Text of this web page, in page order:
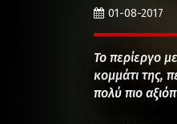
01-08-2017
Το περίεργο
κομμάτι της,
πολύ πιο